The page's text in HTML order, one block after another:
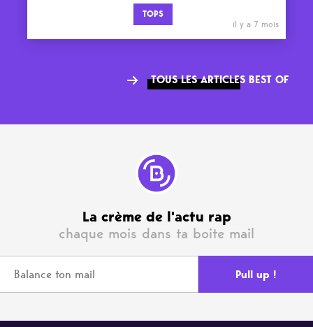
TOPS
il y a 7 mois
TOUS LES ARTICLES BEST OF
La crème de l'actu rap
chaque mois dans ta boite mail